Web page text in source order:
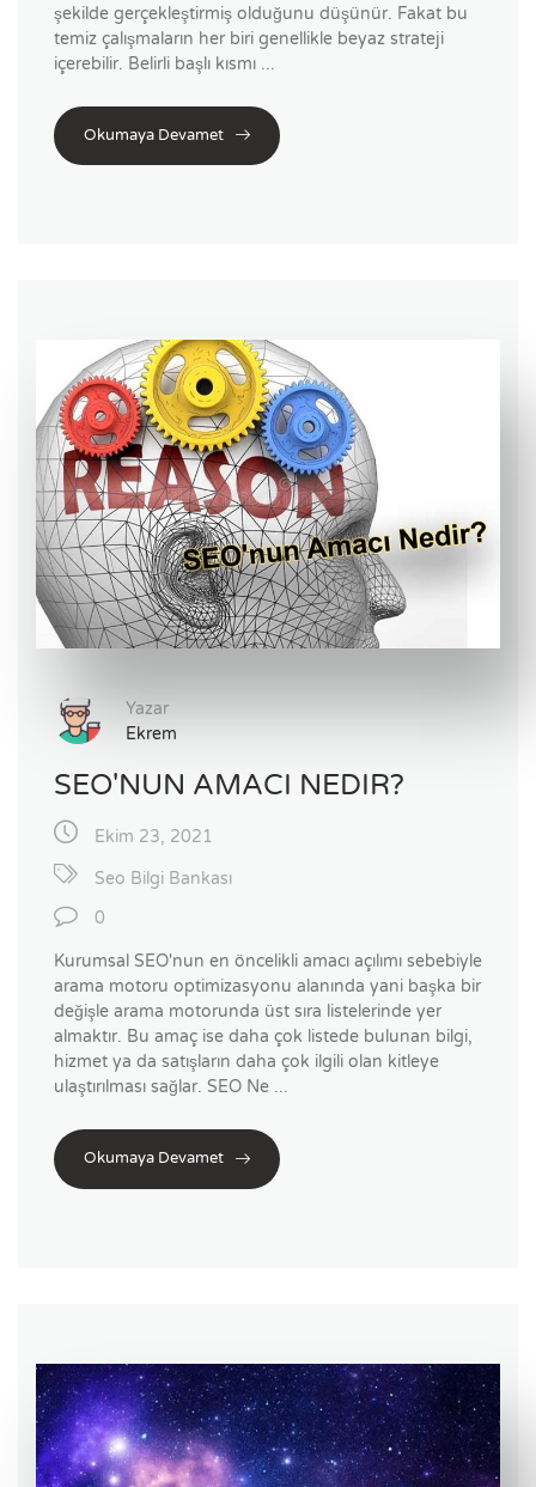
şekilde gerçekleştirmiş olduğunu düşünür. Fakat bu
temiz çalışmaların her biri genellikle beyaz strateji
içerebilir. Belirli başlı kısmı ...
Okumaya Devamet
Yazar
Ekrem
SEO'NUN AMACI NEDIR?
Ekim 23, 2021
Seo Bilgi Bankası
0
Kurumsal SEO'nun en öncelikli amacı açılımı sebebiyle
arama motoru optimizasyonu alanında yani başka bir
değişle arama motorunda üst sıra listelerinde yer
almaktır. Bu amaç ise daha çok listede bulunan bilgi,
hizmet ya da satışların daha çok ilgili olan kitleye
ulaştırılması sağlar. SEO Ne ...
Okumaya Devamet